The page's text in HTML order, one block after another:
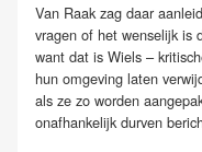
Van Raak zag daar
vragen of het wenselijk is
want dat is Wiels –
hun omgeving laten
als ze zo worden
onafhankelijk durven